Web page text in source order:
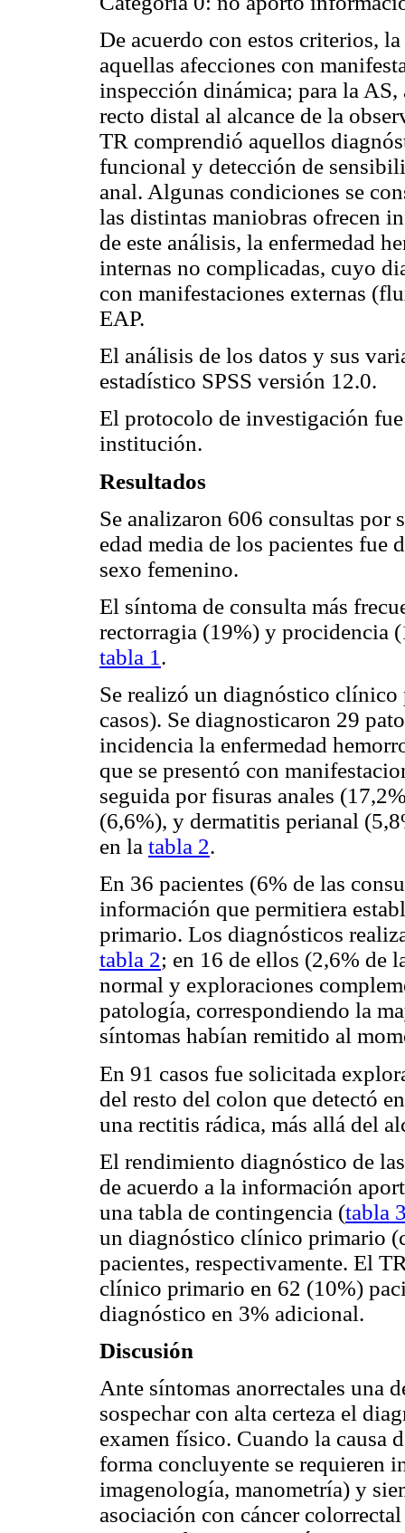
De acuerdo con estos criterios,
aquellas afecciones con
inspección dinámica; para la
recto distal al alcance de la
TR comprendió aquellos
funcional y detección de
anal. Algunas condiciones se
las distintas maniobras ofrecen
de este análisis, la enfermedad
internas no complicadas, cuyo
con manifestaciones externas
EAP.
El análisis de los datos y sus
estadístico SPSS versión 12.0.
El protocolo de investigación
institución.
Resultados
Se analizaron 606 consultas por
edad media de los pacientes fue
sexo femenino.
El síntoma de consulta más
rectorragia (19%) y procidencia
tabla 1 .
Se realizó un diagnóstico
casos). Se diagnosticaron 29
incidencia la enfermedad
que se presentó con
seguida por fisuras anales
(6,6%), y dermatitis perianal
en la tabla 2.
En 36 pacientes (6% de las
información que permitiera
primario. Los diagnósticos
tabla 2; en 16 de ellos (2,6% de
normal y exploraciones
patología, correspondiendo la
síntomas habían remitido al
En 91 casos fue solicitada
del resto del colon que detectó
una rectitis rádica, más allá del
El rendimiento diagnóstico de
de acuerdo a la información
una tabla de contingencia (tabla
un diagnóstico clínico primario
pacientes, respectivamente. El
clínico primario en 62 (10%)
diagnóstico en 3% adicional.
Discusión
Ante síntomas anorrectales una
sospechar con alta certeza el
examen físico. Cuando la causa
forma concluyente se requieren
imagenología, manometría) y
asociación con cáncer